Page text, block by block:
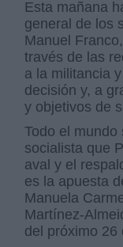
Esta mañana
general de los
Manuel
través de las
a la militancia
decisión y, a
y objetivos de
Todo el
socialista que
aval y el
es la apuesta
Manuela
Martínez-
del próximo 26